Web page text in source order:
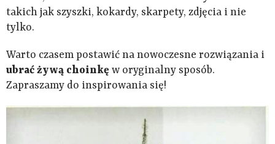
takich jak szyszki, kokardy, skarpety, zdjęcia i nie
tylko.
Warto czasem postawić na nowoczesne rozwiązania i
ubrać żywą choinkę w oryginalny sposób.
Zapraszamy do inspirowania się!